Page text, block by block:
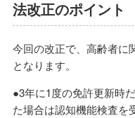
法改正のポイント
今回の改正で、高齢者に
となります。
●3年に1度の免許更新時
た場合は認知機能検査を